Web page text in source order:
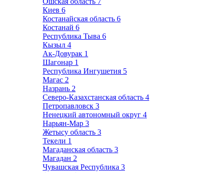
Киев 6
Костанайская область 6
Костанай 6
Республика Тыва 6
Кызыл 4
Ак-Довурак 1
Шагонар 1
Республика Ингушетия 5
Магас 2
Назрань 2
Северо-Казахстанская область 4
Петропавловск 3
Ненецкий автономный округ 4
Нарьян-Мар 3
Жетысу область 3
Текели 1
Магаданская область 3
Магадан 2
Чувашская Республика 3